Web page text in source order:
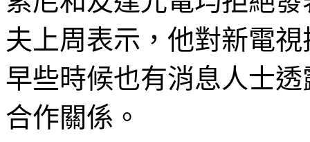
夫上周表示，他對新電
早些時候也有消息人士
合作關係。